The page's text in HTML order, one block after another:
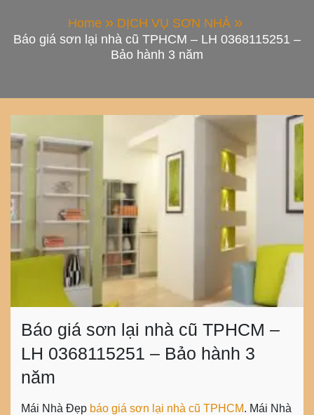
Home
DỊCH VỤ SƠN NHÀ
Báo giá sơn lại nhà cũ TPHCM – LH 0368115251 –
Bảo hành 3 năm
Báo giá sơn lại nhà cũ TPHCM –
LH 0368115251 – Bảo hành 3
năm
Mái Nhà Đẹp báo giá sơn lại nhà cũ TPHCM. Mái Nhà